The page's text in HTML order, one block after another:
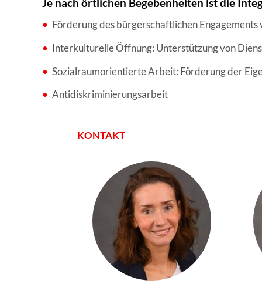
Je nach örtlichen Begebenheiten ist die
Förderung des bürgerschaftlichen
Interkulturelle Öffnung: Unterstützung von
Sozialraumorientierte Arbeit: Förderung der
Antidiskriminierungsarbeit
KONTAKT